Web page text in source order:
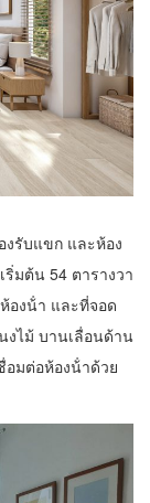
งรับแขก และห้อง
มต้น 54 ตารางวา
องน้ํา และที่จอด
งไม้ บานเลื่อนด้าน
อมต่อห้องน้ําด้วย